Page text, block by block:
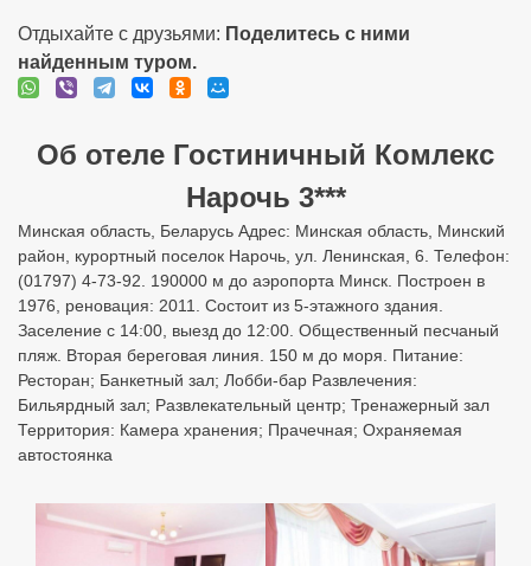
район, курортный поселок Нарочь, ул. Ленинская, 6. Телефон:
(01797) 4-73-92. 190000 м до аэропорта Минск. Построен в
1976, реновация: 2011. Состоит из 5-этажного здания.
Заселение с 14:00, выезд до 12:00. Общественный песчаный
Ресторан; Банкетный зал; Лобби-бар Развлечения:
Территория: Камера хранения; Прачечная; Охраняемая
автостоянка